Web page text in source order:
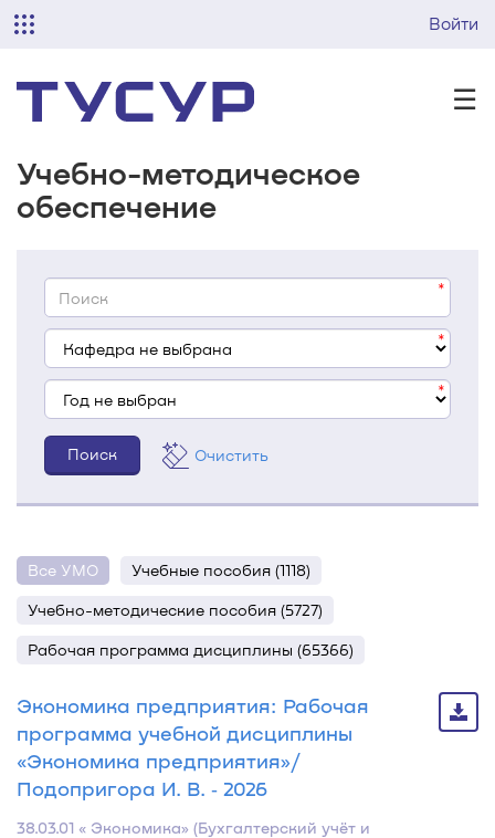
Войти
☰
Учебно-методическое
обеспечение
Очистить
Все УМО Учебные пособия (1118)
Учебно-методические пособия (5727)
Рабочая программа дисциплины (65366)
Экономика предприятия: Рабочая
программа учебной дисциплины
«Экономика предприятия»/
Подопригора И. В. ‐ 2026
38.03.01 « Экономика» (Бухгалтерский учёт и